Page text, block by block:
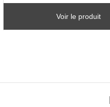
Voir le produit